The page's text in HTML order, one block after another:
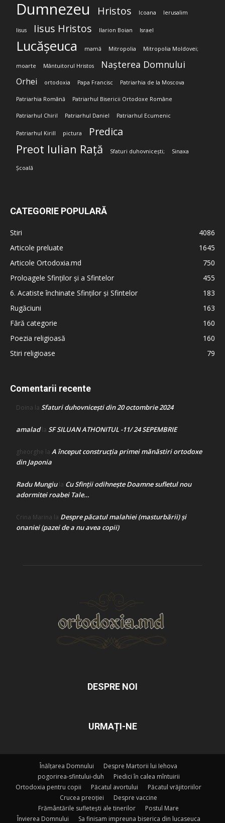
Dumnezeu Hristos Icoana Ierusalim
Iisus Iisus Hristos Ilarion Boian Israel
Lucășeuca mamă Mitropolia Mitropolia Moldovei;
moarte Mântuitorul Hristos Nașterea Domnului
Orhei ortodoxia Papa Francisc Patriarhia de la Moscova
Patriarhia Română Patriarhul Bisericii Ortodoxe Române
Patriarhul Chiril Patriarhul Daniel Patriarhul Ecumenic
Patriarhul Kirill pictura Predica
Preot Iulian Rață Sfaturi duhovnicești; Sinaxa
Școală
CATEGORIE POPULARĂ
Stiri
4086
Articole preluate
1645
Articole Ortodoxia.md
750
Proloagele Sfinților și a Sfintelor
455
6. Acatiste închinate Sfinților și Sfintelor
183
Rugăciuni
163
Fără categorie
160
Poezia religioasă
160
Stiri religioase
79
Comentarii recente
Doina la Sfaturi duhovnicești din 20 octombrie 2024
amaladla SF SILUAN ATHONITUL -11/ 24 SEPEMBRIE
gheorghe la A început construcţia primei mănăstiri ortodoxe
din Japonia
Radu Mungiula Cu Sfinții odihnește Doamne sufletul nou
adormitei roabei Tale…
Crina Marina la Despre păcatul malahiei (masturbării) şi
onaniei (pazei de a nu avea copii)
DESPRE NOI
URMAȚI-NE
Înălțarea Domnului
Despre Martorii lui Iehova
pogorirea-sfintului-duh
Piedici în calea mîntuirii
Ortodoxia pentru copii
Păcatul avortului
Păcatul vrăjitoriilor
Crucea preoției
Despre vaccine
Frământările sufletești ale tinerilor
Postul Mare
Învierea Domnului
Sa finisam impreuna biserica din lucaseuca